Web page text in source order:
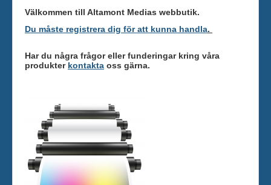
Skrivare
Kontakt oss
Välkommen till Altamont Medias webbutik.
Du måste registrera dig för att kunna handla.
Har du några frågor eller funderingar kring våra
produkter kontakta oss gärna.